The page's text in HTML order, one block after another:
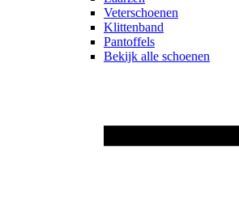
Veterschoenen
Klittenband
Pantoffels
Bekijk alle schoenen